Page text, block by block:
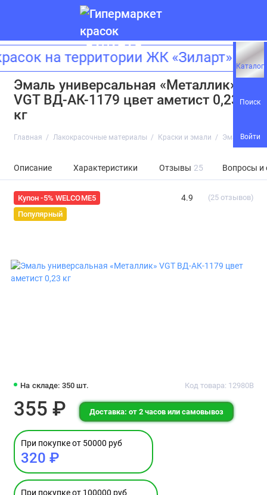
Каталог
Поиск
Войти
на территории ЖК «Зиларт»!
Эмаль универсальная «Металлик»
VGT ВД-АК-1179 цвет аметист 0,23
кг
Главная Лакокрасочные материалы Краски и эмали Эмаль
Описание Характеристики Отзывы 25 Вопросы и
Купон -5% WELCOME5
Популярный
4.9 (25 отзывов)
На складе: 350 шт. Код товара: 12980В
355 ₽ Доставка: от 2 часов или самовывоз
При покупке от 50000 руб
320 ₽
При покупке от 100000 руб